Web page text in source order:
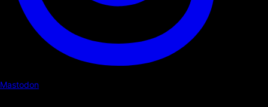
Mastodon